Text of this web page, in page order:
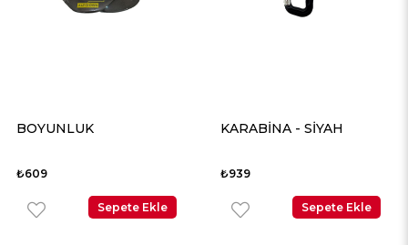
BOYUNLUK
₺609
Sepete Ekle
KARABİNA - SİYAH
₺939
Sepete Ekle